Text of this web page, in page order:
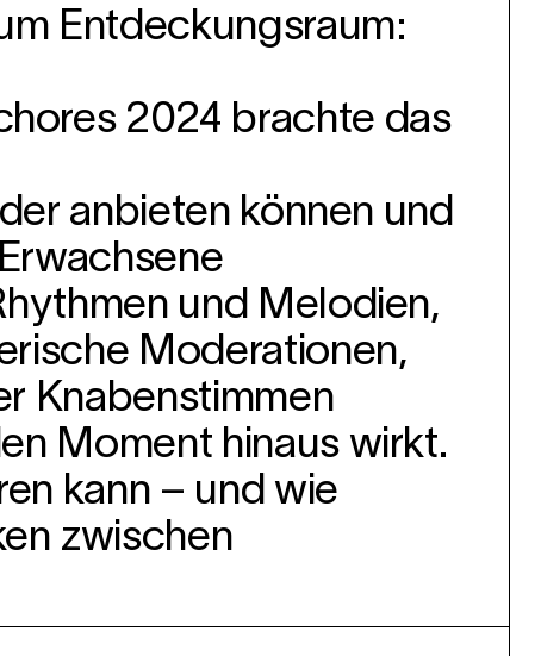
Entdeckungsraum:
2024 brachte das
anbieten können und
und Melodien,
Moderationen,
Knabenstimmen
Moment hinaus wirkt.
kann – und wie
zwischen